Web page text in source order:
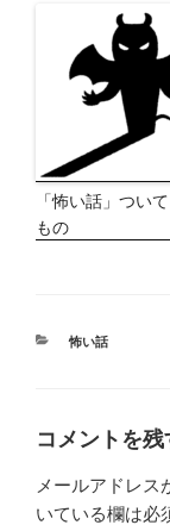
「怖い話」つい
もの
カ
ー
怖い話
コメントを残
メールアドレス
いている欄は必